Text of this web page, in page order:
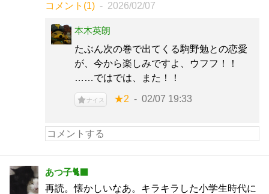
コメント(1) 2026/02/07
本木英朗
たぶん次の巻で出てくる駒野勉との恋愛
が、今から楽しみですよ、ウフフ！！
……ではでは、また！！
ナイス ★2 02/07 19:33
あつ子🐈‍⬛
再読。懐かしいなあ。キラキラした小学生時代に